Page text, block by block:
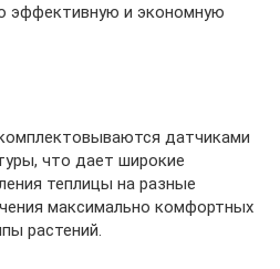
эффективную и экономную
датчиками
что дает широкие
теплицы на разные
максимально комфортных
растений.